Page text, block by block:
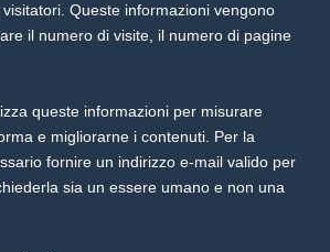
Queste informazioni vengono
il numero di visite, il numero di pagine
queste informazioni per misurare
e migliorarne i contenuti. Per la
fornire un indirizzo e-mail valido per
sia un essere umano e non una